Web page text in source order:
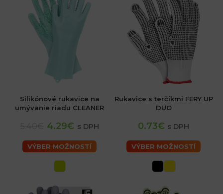
Silikónové rukavice na
umývanie riadu CLEANER
4.29€ s DPH
VÝBER MOŽNOSTÍ
Rukavice s terčíkmi FERY UP
DUO
0.73€ s DPH
VÝBER MOŽNOSTÍ